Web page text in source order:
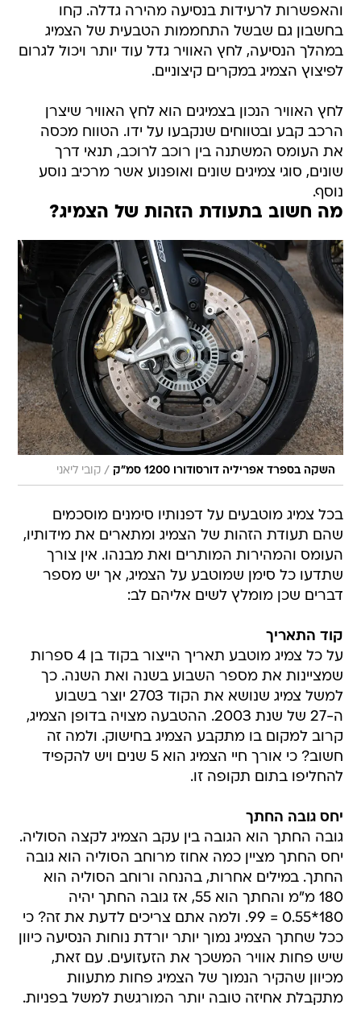
והאפשרות לרעידות בנסיעה מהירה גדלה. קחו
בחשבון גם שבשל התחממות הטבעית של הצמיג
במהלך הנסיעה, לחץ האוויר גדל עוד יותר ויכול לגרום
לפיצוץ הצמיג במקרים קיצוניים.
לחץ האוויר הנכון בצמיגים הוא לחץ האוויר שיצרן
הרכב קבע ובטווחים שנקבעו על ידו. הטווח מכסה
את העומס המשתנה בין רוכב לרוכב, תנאי דרך
שונים, סוגי צמיגים שונים ואופנוע אשר מרכיב נוסע
נוסף.
מה חשוב בתעודת הזהות של הצמיג?
השקה בספרד אפריליה דורסודורו 1200 סמ"ק / קובי ליאני
בכל צמיג מוטבעים על דפנותיו סימנים מוסכמים
שהם תעודת הזהות של הצמיג ומתארים את מידותיו,
העומס והמהירות המותרים ואת מבנהו. אין צורך
שתדעו כל סימן שמוטבע על הצמיג, אך יש מספר
דברים שכן מומלץ לשים אליהם לב:
קוד התאריך
על כל צמיג מוטבע תאריך הייצור בקוד בן 4 ספרות
שמציינות את מספר השבוע בשנה ואת השנה. כך
למשל צמיג שנושא את הקוד 2703 יוצר בשבוע
ה-27 של שנת 2003. ההטבעה מצויה בדופן הצמיג,
קרוב למקום בו מתקבע הצמיג בחישוק. ולמה זה
חשוב? כי אורך חיי הצמיג הוא 5 שנים ויש להקפיד
להחליפו בתום תקופה זו.
יחס גובה החתך
גובה החתך הוא הגובה בין עקב הצמיג לקצה הסוליה.
יחס החתך מציין כמה אחוז מרוחב הסוליה הוא גובה
החתך. במילים אחרות, בהנחה ורוחב הסוליה הוא
180 מ"מ והחתך הוא 55, אז גובה החתך יהיה
180*0.55 = 99. ולמה אתם צריכים לדעת את זה? כי
ככל שחתך הצמיג נמוך יותר יורדת נוחות הנסיעה כיוון
שיש פחות אוויר המשכך את הזעזועים. עם זאת,
מכיוון שהקיר הנמוך של הצמיג פחות מתעוות
מתקבלת אחיזה טובה יותר המורגשת למשל בפניות.